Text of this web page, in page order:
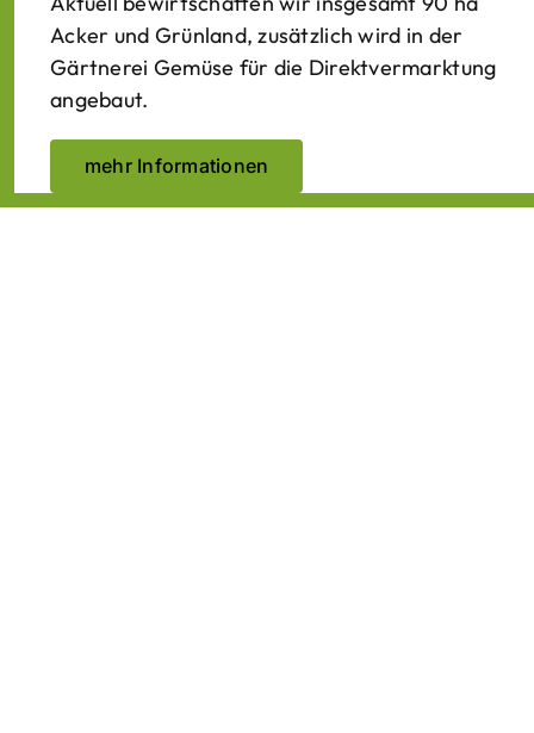
Acker und Grünland, zusätzlich wird in der
Gärtnerei Gemüse für die Direktvermarktung
angebaut.
mehr Informationen